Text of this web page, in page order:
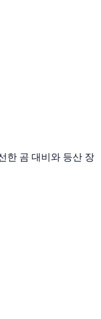
한 곰 대비와 등산 장